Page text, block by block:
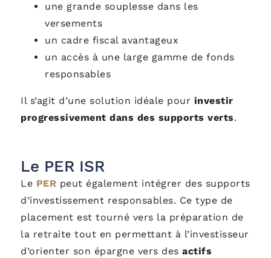
une grande souplesse dans les
versements
un cadre fiscal avantageux
un accès à une large gamme de fonds
responsables
Il s’agit d’une solution idéale pour investir
progressivement dans des supports verts.
Le PER ISR
Le PER peut également intégrer des supports
d’investissement responsables. Ce type de
placement est tourné vers la préparation de
la retraite tout en permettant à l’investisseur
d’orienter son épargne vers des actifs